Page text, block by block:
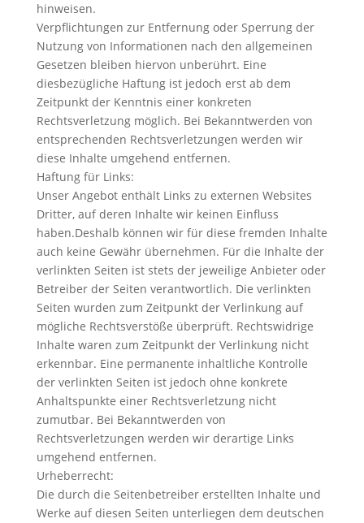
hinweisen.
Verpflichtungen zur Entfernung oder Sperrung der
Nutzung von Informationen nach den allgemeinen
Gesetzen bleiben hiervon unberührt. Eine
diesbezügliche Haftung ist jedoch erst ab dem
Zeitpunkt der Kenntnis einer konkreten
Rechtsverletzung möglich. Bei Bekanntwerden von
entsprechenden Rechtsverletzungen werden wir
diese Inhalte umgehend entfernen.
Haftung für Links:
Unser Angebot enthält Links zu externen Websites
Dritter, auf deren Inhalte wir keinen Einfluss
haben.Deshalb können wir für diese fremden Inhalte
auch keine Gewähr übernehmen. Für die Inhalte der
verlinkten Seiten ist stets der jeweilige Anbieter oder
Betreiber der Seiten verantwortlich. Die verlinkten
Seiten wurden zum Zeitpunkt der Verlinkung auf
mögliche Rechtsverstöße überprüft. Rechtswidrige
Inhalte waren zum Zeitpunkt der Verlinkung nicht
erkennbar. Eine permanente inhaltliche Kontrolle
der verlinkten Seiten ist jedoch ohne konkrete
Anhaltspunkte einer Rechtsverletzung nicht
zumutbar. Bei Bekanntwerden von
Rechtsverletzungen werden wir derartige Links
umgehend entfernen.
Urheberrecht:
Die durch die Seitenbetreiber erstellten Inhalte und
Werke auf diesen Seiten unterliegen dem deutschen